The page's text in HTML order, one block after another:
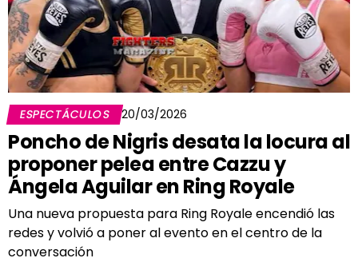
ESPECTÁCULOS 20/03/2026
Poncho de Nigris desata la locura al
proponer pelea entre Cazzu y
Ángela Aguilar en Ring Royale
Una nueva propuesta para Ring Royale encendió las
redes y volvió a poner al evento en el centro de la
conversación